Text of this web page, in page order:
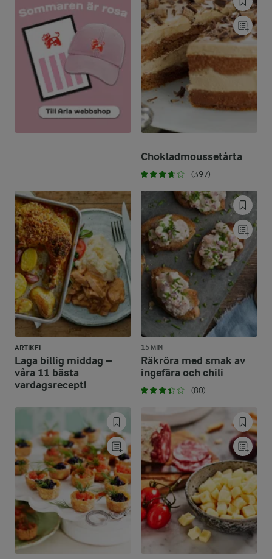
Chokladmoussetårta
(397)
ARTIKEL
Laga billig middag –
våra 11 bästa
vardagsrecept!
15 MIN
Räkröra med smak av
ingefära och chili
(80)